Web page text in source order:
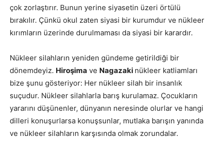
çok zorlaştırır. Bunun yerine siyasetin üzeri örtülü
bırakılır. Çünkü okul zaten siyasi bir kurumdur ve nükleer
kırımların üzerinde durulmaması da siyasi bir karardır.
Nükleer silahların yeniden gündeme getirildiği bir
dönemdeyiz. Hiroşima ve Nagazaki nükleer katliamları
bize şunu gösteriyor: Her nükleer silah bir insanlık
suçudur. Nükleer silahlarla barış kurulamaz. Çocukların
yararını düşünenler, dünyanın neresinde olurlar ve hangi
dilleri konuşurlarsa konuşsunlar, mutlaka barışın yanında
ve nükleer silahların karşısında olmak zorundalar.